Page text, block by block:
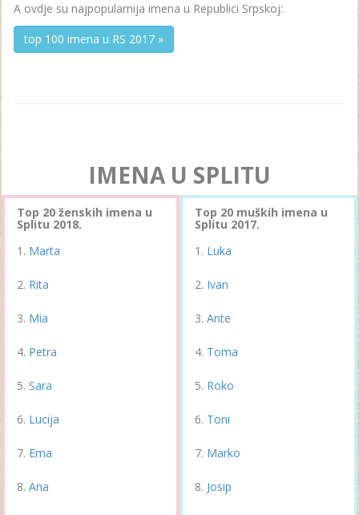
A ovdje su najpopularnija imena u Republici Srpskoj:
top 100 imena u RS 2017 »
IMENA U SPLITU
Top 20 ženskih imena u
Splitu 2018.
Marta
Rita
Mia
Petra
Sara
Lucija
Ema
Ana
Top 20 muških imena u
Splitu 2017.
Luka
Ivan
Ante
Toma
Roko
Toni
Marko
Josip